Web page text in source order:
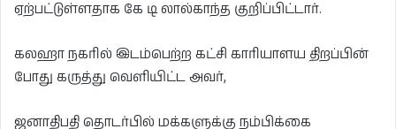
ஏற்பட்டுள்ளதாக கே டி லால்காந்த குறிப்பிட்டார்.
கலஹா நகரில் இடம்பெற்ற கட்சி காரியாளய திறப்பின்
போது கருத்து வெளியிட்ட அவர்,
ஜனாதிபதி தொடர்பில் மக்களுக்கு நம்பிக்கை